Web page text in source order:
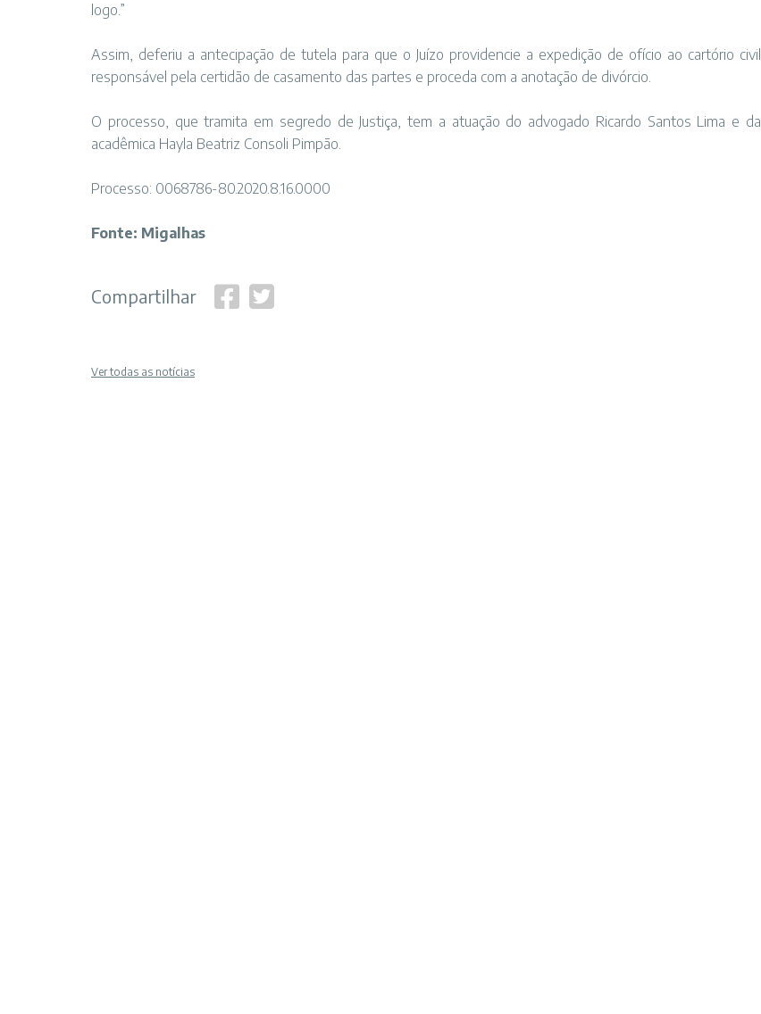
logo.”
Assim, deferiu a antecipação de tutela para que o Juízo providencie a expedição de ofício ao cartório civil
responsável pela certidão de casamento das partes e proceda com a anotação de divórcio.
O processo, que tramita em segredo de Justiça, tem a atuação do advogado Ricardo Santos Lima e da
acadêmica Hayla Beatriz Consoli Pimpão.
Processo: 0068786-80.2020.8.16.0000
Fonte: Migalhas
Compartilhar
Ver todas as notícias